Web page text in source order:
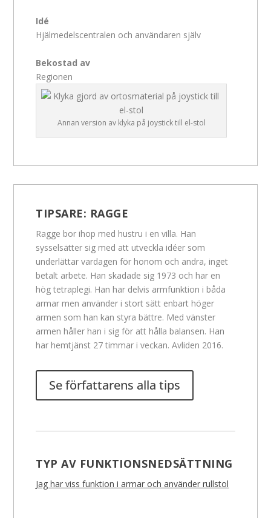
Idé
Hjälmedelscentralen och användaren själv
Bekostad av
Regionen
Annan version av klyka på joystick till el-stol
TIPSARE: RAGGE
Ragge bor ihop med hustru i en villa. Han
sysselsätter sig med att utveckla idéer som
underlättar vardagen för honom och andra, inget
betalt arbete. Han skadade sig 1973 och har en
hög tetraplegi. Han har delvis armfunktion i båda
armar men använder i stort sätt enbart höger
armen som han kan styra bättre. Med vänster
armen håller han i sig för att hålla balansen. Han
har hemtjänst 27 timmar i veckan. Avliden 2016.
Se författarens alla tips
TYP AV FUNKTIONSNEDSÄTTNING
Jag har viss funktion i armar och använder rullstol